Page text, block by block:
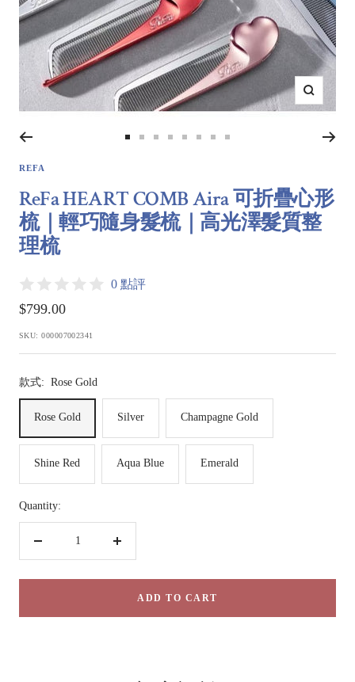
Zoom
1
2
3
4
5
6
7
8
REFA
ReFa HEART COMB Aira 可折疊心形
梳｜輕巧隨身髮梳｜高光澤髮質整
理梳
0 點評
Sale
price
$799.00
SKU:000007002341
款式: Rose Gold
Rose Gold Silver Champagne Gold
Shine Red Aqua Blue Emerald
Quantity:
Increase
ADD TO CART